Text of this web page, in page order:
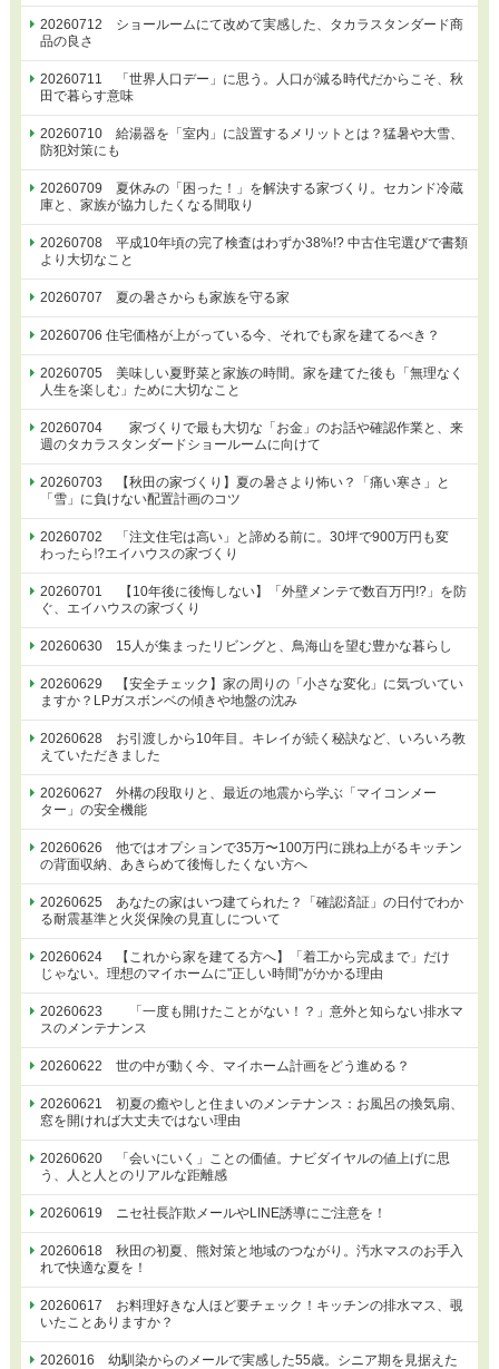
20260712 ショールームにて改めて実感した、タカラスタンダード商
品の良さ
20260711 「世界人口デー」に思う。人口が減る時代だからこそ、秋
田で暮らす意味
20260710 給湯器を「室内」に設置するメリットとは？猛暑や大雪、
防犯対策にも
20260709 夏休みの「困った！」を解決する家づくり。セカンド冷蔵
庫と、家族が協力したくなる間取り
20260708 平成10年頃の完了検査はわずか38%!? 中古住宅選びで書類
より大切なこと
20260707 夏の暑さからも家族を守る家
20260706 住宅価格が上がっている今、それでも家を建てるべき？
20260705 美味しい夏野菜と家族の時間。家を建てた後も「無理なく
人生を楽しむ」ために大切なこと
20260704 家づくりで最も大切な「お金」のお話や確認作業と、来
週のタカラスタンダードショールームに向けて
20260703 【秋田の家づくり】夏の暑さより怖い？「痛い寒さ」と
「雪」に負けない配置計画のコツ
20260702 「注文住宅は高い」と諦める前に。30坪で900万円も変
わったら⁉エイハウスの家づくり
20260701 【10年後に後悔しない】「外壁メンテで数百万円!?」を防
ぐ、エイハウスの家づくり
20260630 15人が集まったリビングと、鳥海山を望む豊かな暮らし
20260629 【安全チェック】家の周りの「小さな変化」に気づいてい
ますか？LPガスボンベの傾きや地盤の沈み
20260628 お引渡しから10年目。キレイが続く秘訣など、いろいろ教
えていただきました
20260627 外構の段取りと、最近の地震から学ぶ「マイコンメー
ター」の安全機能
20260626 他ではオプションで35万〜100万円に跳ね上がるキッチン
の背面収納、あきらめて後悔したくない方へ
20260625 あなたの家はいつ建てられた？「確認済証」の日付でわか
る耐震基準と火災保険の見直しについて
20260624 【これから家を建てる方へ】「着工から完成まで」だけ
じゃない。理想のマイホームに"正しい時間"がかかる理由
20260623 「一度も開けたことがない！？」意外と知らない排水マ
スのメンテナンス
20260622 世の中が動く今、マイホーム計画をどう進める？
20260621 初夏の癒やしと住まいのメンテナンス：お風呂の換気扇、
窓を開ければ大丈夫ではない理由
20260620 「会いにいく」ことの価値。ナビダイヤルの値上げに思
う、人と人とのリアルな距離感
20260619 ニセ社長詐欺メールやLINE誘導にご注意を！
20260618 秋田の初夏、熊対策と地域のつながり。汚水マスのお手入
れで快適な夏を！
20260617 お料理好きな人ほど要チェック！キッチンの排水マス、覗
いたことありますか？
2026016 幼馴染からのメールで実感した55歳。シニア期を見据えた